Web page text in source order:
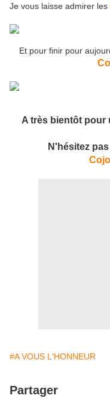
Je vous laisse admirer les
Et pour finir pour
A très bientôt pour
N'hésitez
#A VOUS L'HONNEUR
Partager